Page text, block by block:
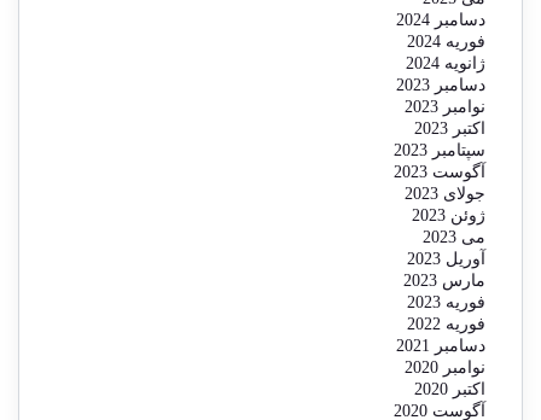
دسامبر 2024
فوریه 2024
ژانویه 2024
دسامبر 2023
نوامبر 2023
اکتبر 2023
سپتامبر 2023
آگوست 2023
جولای 2023
ژوئن 2023
می 2023
آوریل 2023
مارس 2023
فوریه 2023
فوریه 2022
دسامبر 2021
نوامبر 2020
اکتبر 2020
آگوست 2020